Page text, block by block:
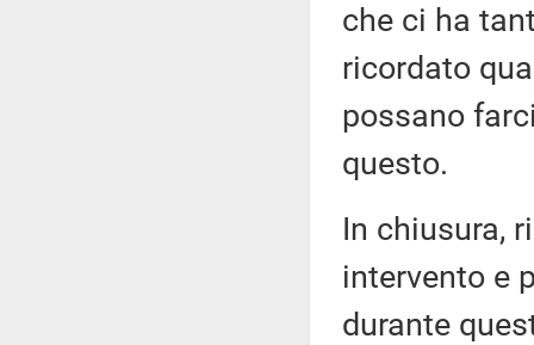
che ci ha
ricordato
possano
questo.
In chiusura,
intervento e
durante